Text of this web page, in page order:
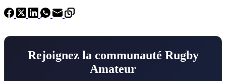
Rejoignez la communauté Rugby
Amateur